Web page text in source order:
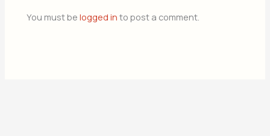
You must belogged in to post a comment.